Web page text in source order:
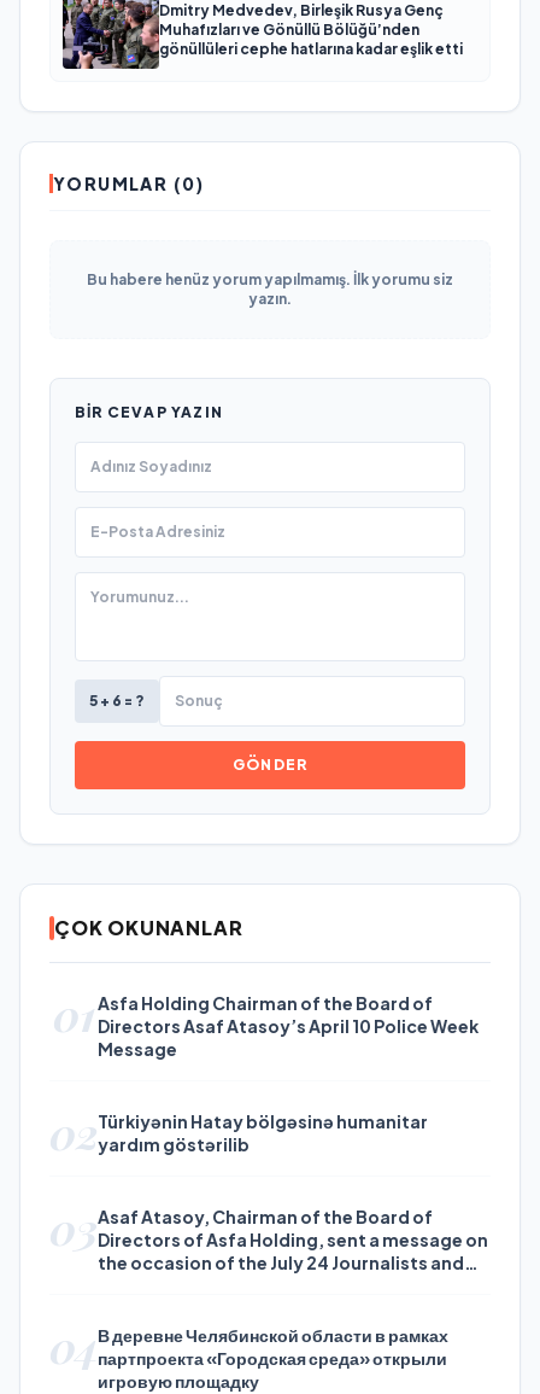
Dmitry Medvedev, Birleşik Rusya Genç
Muhafızları ve Gönüllü Bölüğü’nden
gönüllüleri cephe hatlarına kadar eşlik etti
YORUMLAR (0)
Bu habere henüz yorum yapılmamış. İlk yorumu siz
yazın.
BIR CEVAP YAZIN
5 + 6 = ?
GÖNDER
ÇOK OKUNANLAR
01Asfa Holding Chairman of the Board of
Directors Asaf Atasoy’s April 10 Police Week
Message
02Türkiyənin Hatay bölgəsinə humanitar
yardım göstərilib
03Asaf Atasoy, Chairman of the Board of
Directors of Asfa Holding, sent a message on
the occasion of the July 24 Journalists and
04В деревне Челябинской области в рамках
партпроекта «Городская среда» открыли
игровую площадку